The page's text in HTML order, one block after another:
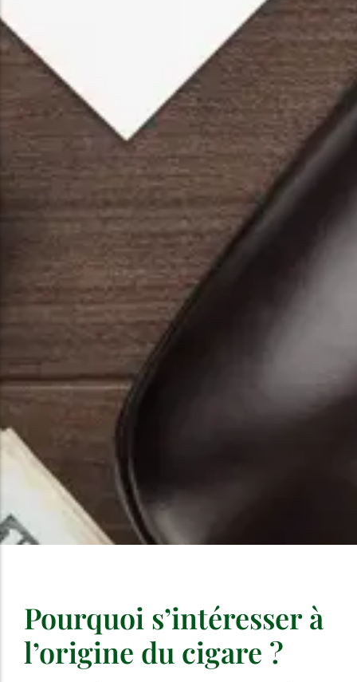
Pourquoi s’intéresser à
l’origine du cigare ?